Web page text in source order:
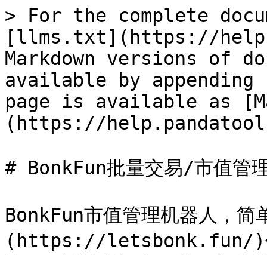
> For the complete
[llms.txt](https://
Markdown versions of
available by
page is available as
(https://
# BonkFun批量交易/市值管
BonkFun市值管理机器人，
(https://letsbonk.fun/)代